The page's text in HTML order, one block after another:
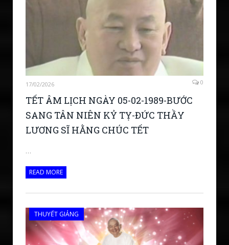
17/02/2026 0
TẾT ÂM LỊCH NGÀY 05-02-1989-BƯỚC
SANG TÂN NIÊN KỶ TỴ-ĐỨC THẦY
LƯƠNG SĨ HẰNG CHÚC TẾT
…
READ MORE
THUYẾT GIẢNG